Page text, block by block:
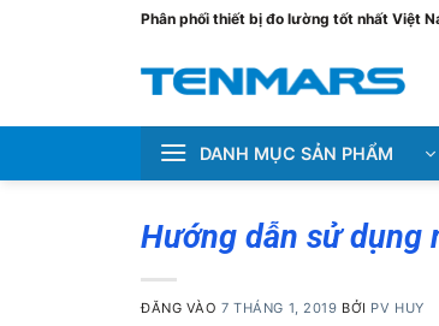
Phân phối thiết bị đo lường tốt nhất Việt
DANH MỤC SẢN PHẨM
Hướng dẫn sử dụng
ĐĂNG VÀO7 THÁNG 1, 2019 BỞI PV HUY